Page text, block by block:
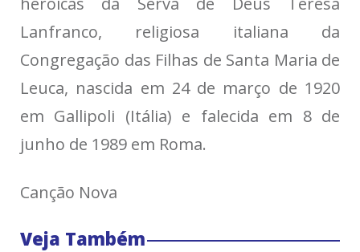
Lanfranco, religiosa italiana da
Congregação das Filhas de Santa Maria de
Leuca, nascida em 24 de março de 1920
em Gallipoli (Itália) e falecida em 8 de
junho de 1989 em Roma.
Canção Nova
Veja Também